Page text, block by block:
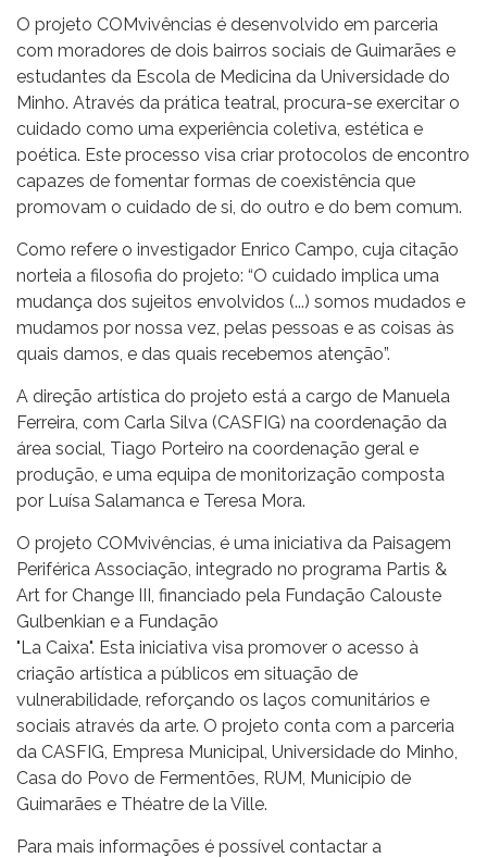
O projeto COMvivências é desenvolvido em parceria
com moradores de dois bairros sociais de Guimarães e
estudantes da Escola de Medicina da Universidade do
Minho. Através da prática teatral, procura-se exercitar o
cuidado como uma experiência coletiva, estética e
poética. Este processo visa criar protocolos de encontro
capazes de fomentar formas de coexistência que
promovam o cuidado de si, do outro e do bem comum.
Como refere o investigador Enrico Campo, cuja citação
norteia a filosofia do projeto: “O cuidado implica uma
mudança dos sujeitos envolvidos (...) somos mudados e
mudamos por nossa vez, pelas pessoas e as coisas às
quais damos, e das quais recebemos atenção”.
A direção artística do projeto está a cargo de Manuela
Ferreira, com Carla Silva (CASFIG) na coordenação da
área social, Tiago Porteiro na coordenação geral e
produção, e uma equipa de monitorização composta
por Luísa Salamanca e Teresa Mora.
O projeto COMvivências, é uma iniciativa da Paisagem
Periférica Associação, integrado no programa Partis &
Art for Change III, financiado pela Fundação Calouste
Gulbenkian e a Fundação
"La Caixa". Esta iniciativa visa promover o acesso à
criação artística a públicos em situação de
vulnerabilidade, reforçando os laços comunitários e
sociais através da arte. O projeto conta com a parceria
da CASFIG, Empresa Municipal, Universidade do Minho,
Casa do Povo de Fermentões, RUM, Município de
Guimarães e Théatre de la Ville.
Para mais informações é possível contactar a